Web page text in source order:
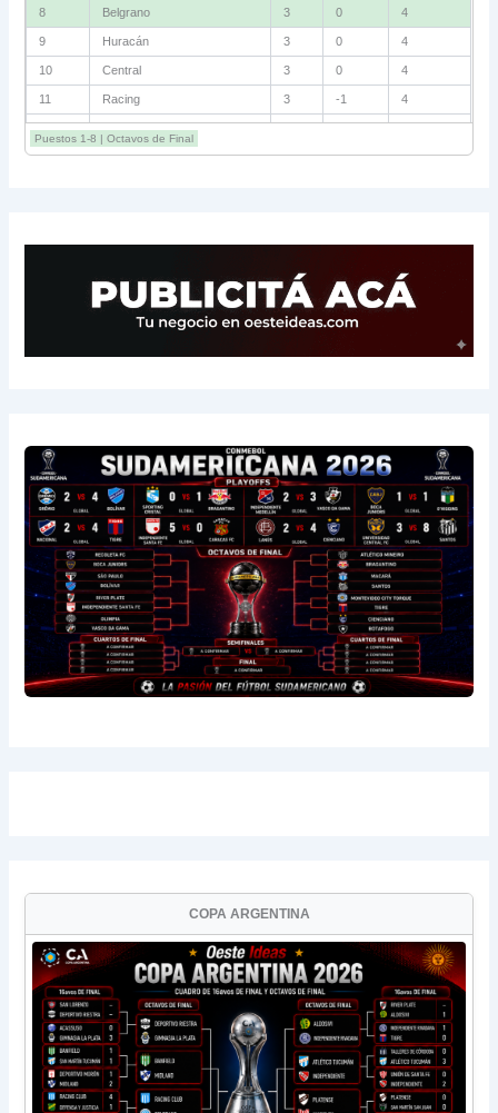
8 Belgrano 3 0 4
9 Huracán 3 0 4
10 Central 3 0 4
11 Racing 3 -1 4
12 Estudiantes RC 3 -2 4
13 Sarmiento 3 -1 3
Puestos 1-8 | Octavos de Final
COPA ARGENTINA